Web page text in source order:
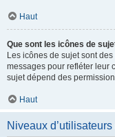
Haut
Que sont les icônes de
Les icônes de sujet sont
messages pour refléter leur
sujet dépend des
Haut
Niveaux